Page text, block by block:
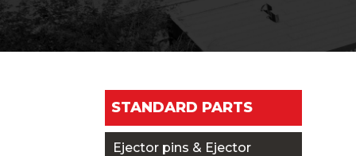
STANDARD PARTS
Ejector pins & Ejector